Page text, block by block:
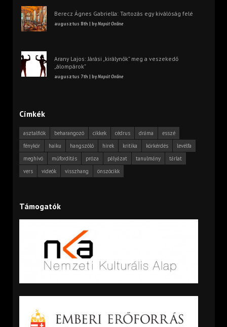
Berecz Ágnes Gabriella: Tartozás egy kiválóság felé
augusztus 8th | byNapút Online
Arany Lajos: Járási „királynők” meg a veszekedő
„álompárok”
augusztus 7th | byNapút Online
Címkék
asztalfiók beharangozó cikkek cédrus dráma
esszé
fénykör
haiku hangszóló hírek kritika körkérdés
levélfa
meghívó
műfordítás próza pályázat tanulmány
tárlat
vers
videók visszhang önszócikk
Támogatók